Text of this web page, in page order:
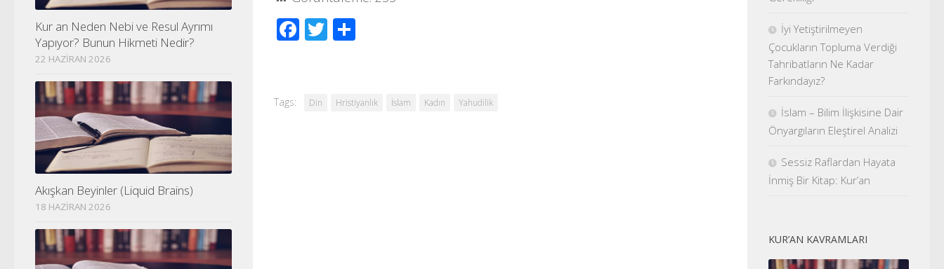
Facebook
Twitter
Tags: Din Hristiyanlık İslam Kadın Yahudilik
Kur an Neden Nebi ve Resul Ayrımı
Yapıyor? Bunun Hikmeti Nedir?
22 HAZIRAN 2026
Akışkan Beyinler (Liquid Brains)
18 HAZIRAN 2026
İyi Yetiştirilmeyen
Çocukların Topluma Verdiği
Tahribatların Ne Kadar
Farkındayız?
İslam – Bilim İlişkisine Dair
Önyargıların Eleştirel Analizi
Sessiz Raflardan Hayata
İnmiş Bir Kitap: Kur’an
KUR’AN KAVRAMLARI